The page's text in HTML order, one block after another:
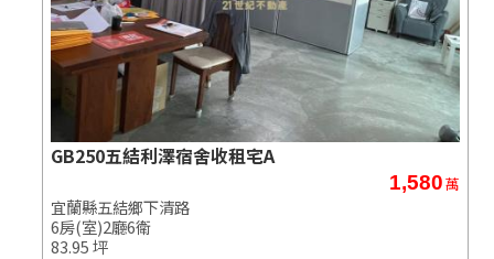
GB250五結利澤宿舍收租宅A
1,580萬
宜蘭縣五結鄉下清路
6房(室)2廳6衛
83.95 坪